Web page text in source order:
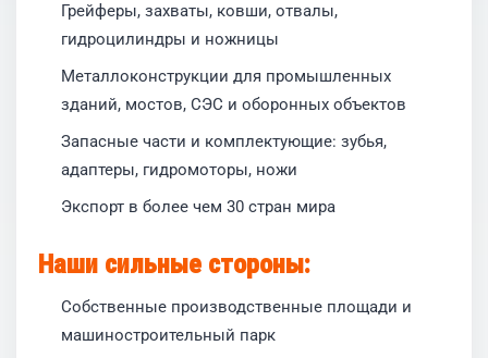
Грейферы, захваты, ковши, отвалы,
гидроцилиндры и ножницы
Металлоконструкции для промышленных
зданий, мостов, СЭС и оборонных объектов
Запасные части и комплектующие: зубья,
адаптеры, гидромоторы, ножи
Экспорт в более чем 30 стран мира
Наши сильные стороны:
Собственные производственные площади и
машиностроительный парк